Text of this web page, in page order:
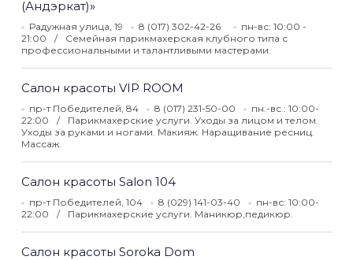
(Андэркат)»
Радужная улица, 19 8 (017) 302-42-26
пн-вс: 10:00 -
21:00
Семейная парикмахерская клубного типа с
профессиональными и талантливыми мастерами.
Салон красоты VIP ROOM
пр-т Победителей, 84 8 (017) 231-50-00
пн.-вс.: 10:00-
22:00
Парикмахерские услуги. Уходы за лицом и телом.
Уходы за руками и ногами. Макияж. Наращивание ресниц.
Массаж.
Салон красоты Salon 104
пр-т Победителей, 104 8 (029) 141-03-40
пн-вс: 10:00-
22:00
Парикмахерские услуги. Маникюр,педикюр.
Салон красоты Soroka Dom